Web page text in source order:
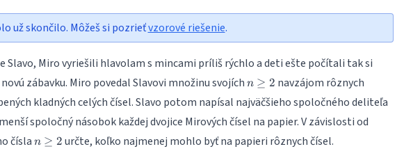
už skončilo. Môžeš si pozrieťvzorové riešenie.
Slavo, Miro vyriešili hlavolam s mincami príliš rýchlo a deti ešte počítali tak si
zábavku. Miro povedal Slavovi množinu svojích n
\ge
2
n ≥ 2 navzájom rôznych
kladných celých čísel. Slavo potom napísal najväčšieho spoločného deliteľa
spoločný násobok každej dvojice Mirových čísel na papier. V závislosti od
číslan
n ≥ 2 určte, koľko najmenej mohlo byť na papieri rôznych čísel.